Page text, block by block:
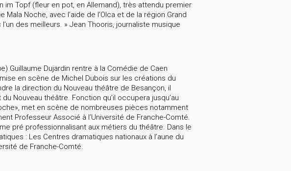
im Topf (fleur en pot, en Allemand), très attendu premier
Noche, avec l’aide de l’Olca et de la région Grand
des meilleurs. » Jean Thooris, journaliste musique
Guillaume Dujardin rentre à la Comédie de Caen
en scène de Michel Dubois sur les créations du
la direction du Nouveau théâtre de Besançon, il
Nouveau théâtre. Fonction qu’il occupera jusqu’au
met en scène de nombreuses pièces notamment
Professeur Associé à l’Université de Franche-Comté.
pré professionnalisant aux métiers du théâtre. Dans le
: Les Centres dramatiques nationaux à l’aune du
de Franche-Comté.